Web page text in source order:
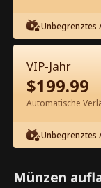
Episode
meine
0-49 50-88
41 42
Unbegrenztes
VIP-Jahr
$199.99
Automatische
Unbegrenztes
Münzen